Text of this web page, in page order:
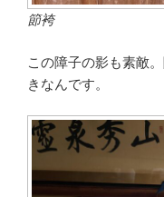
節袴
この障子の影も素敵
きなんです。